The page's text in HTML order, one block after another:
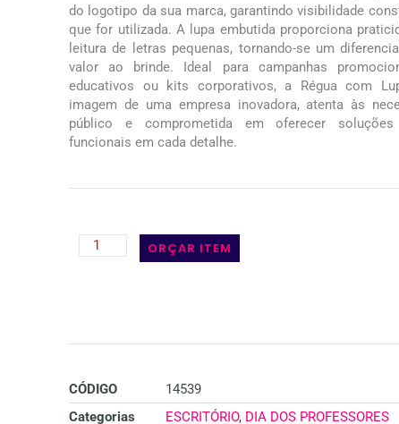
do logotipo da sua marca, garantindo visibilidade
que for utilizada. A lupa embutida proporciona
leitura de letras pequenas, tornando-se um
valor ao brinde. Ideal para campanhas
educativos ou kits corporativos, a Régua com
imagem de uma empresa inovadora, atenta às
público e comprometida em oferecer
funcionais em cada detalhe.
ORÇAR ITEM
CÓDIGO
14539
Categorias
ESCRITÓRIO, DIA DOS PROFESSORES